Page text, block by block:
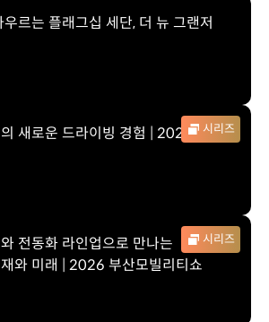
르는 플래그십 세단, 더 뉴 그랜저
시리즈
새로운 드라이빙 경험 | 2026
시리즈
전동화 라인업으로 만나는
와 미래 | 2026 부산모빌리티쇼